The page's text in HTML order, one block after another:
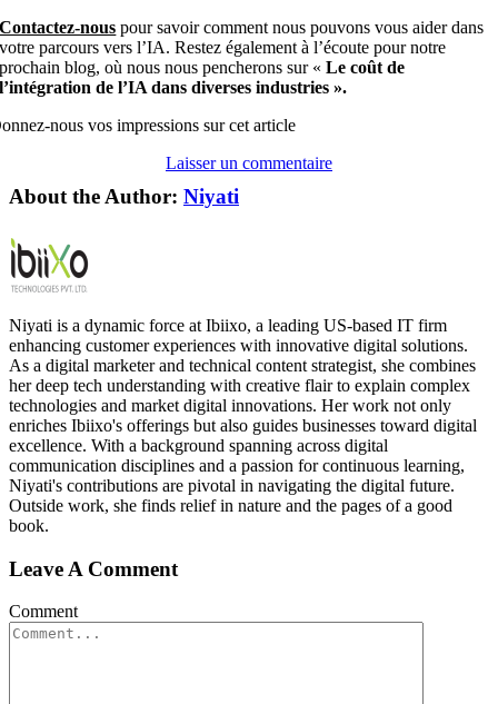
Contactez-nous pour savoir comment nous pouvons vous aider dans
votre parcours vers l’IA. Restez également à l’écoute pour notre
prochain blog, où nous nous pencherons sur «Le coût de
l’intégration de l’IA dans diverses industries ».
nous vos impressions sur cet article
Laisser un commentaire
About the Author: Niyati
Niyati is a dynamic force at Ibiixo, a leading US-based IT firm
enhancing customer experiences with innovative digital solutions.
As a digital marketer and technical content strategist, she combines
her deep tech understanding with creative flair to explain complex
technologies and market digital innovations. Her work not only
enriches Ibiixo's offerings but also guides businesses toward digital
excellence. With a background spanning across digital
communication disciplines and a passion for continuous learning,
Niyati's contributions are pivotal in navigating the digital future.
Outside work, she finds relief in nature and the pages of a good
book.
Leave A Comment
Comment